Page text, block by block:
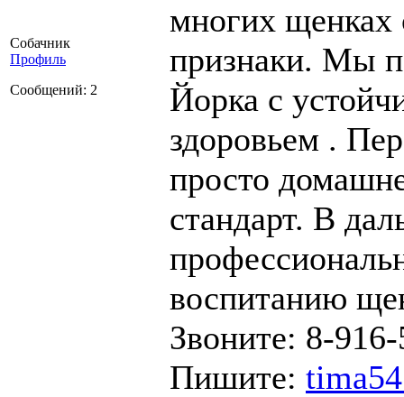
Собачник
Профиль
Сообщений: 2
многих
признаки. Мы
Йорка с
здоровьем .
просто
стандарт. В
воспитанию
Звоните: 8-
Пишите: